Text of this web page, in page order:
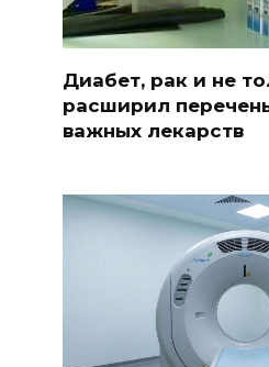
Диабет, рак и не
расширил
важных лекарств